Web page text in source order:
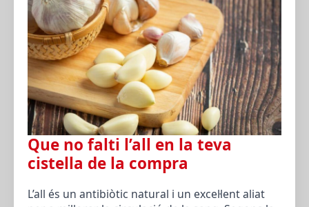
Que no falti l’all en la teva
cistella de la compra
L’all és un antibiòtic natural i un excel·lent aliat